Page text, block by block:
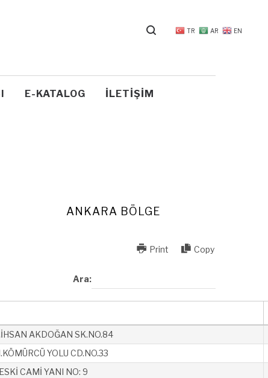
TR AR EN
E-KATALOG İLETIŞIM
ANKARA BÖLGE
Print Copy
Ara:
AKDOĞAN SK.NO.84
YOLU CD.NO.33
CAMİ YANI NO: 9